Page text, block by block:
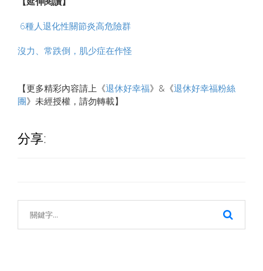
6種人退化性關節炎高危險群
沒力、常跌倒，肌少症在作怪
【更多精彩內容請上《退休好幸福》&《退休好幸福粉絲
團》未經授權，請勿轉載】
分享: